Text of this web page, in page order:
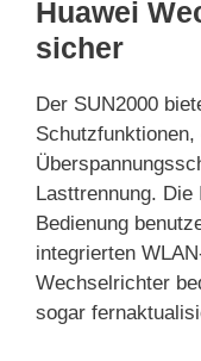
Huawei
sicher
Der SUN2000
Lasttrennung.
Bedienung
integrierten
Wechselrichter
sogar